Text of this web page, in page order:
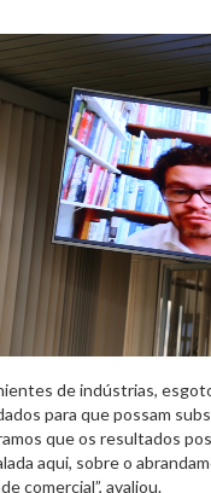
de indústrias,
para que possam
que os resultados
aqui, sobre o
comercial”, avaliou.